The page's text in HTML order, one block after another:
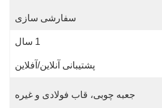
سفارشی سازی
1 سال
پشتیبانی آنلاین/آفلاین
جعبه چوبی، قاب فولادی و غیره